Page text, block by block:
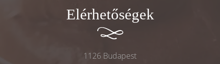
Elérhetőségek
1126 Budapest